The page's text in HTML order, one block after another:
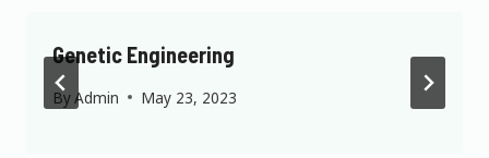
Genetic Engineering
ByAdmin May 23, 2023